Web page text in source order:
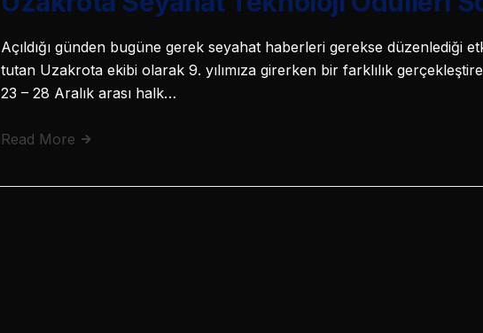
Açıldığı günden bugüne gerek seyahat haberleri gerekse düzenlediği
tutan Uzakrota ekibi olarak 9. yılımıza girerken bir farklılık
23 – 28 Aralık arası halk…
Read More